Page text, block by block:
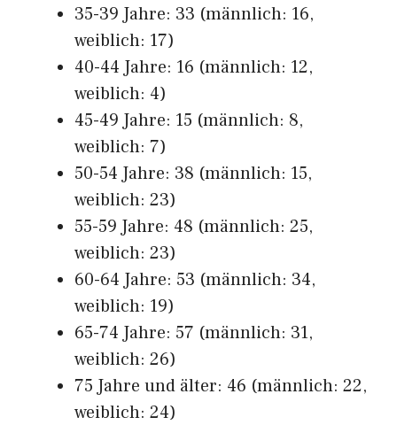
35-39 Jahre: 33 (männlich: 16,
weiblich: 17)
40-44 Jahre: 16 (männlich: 12,
weiblich: 4)
45-49 Jahre: 15 (männlich: 8,
weiblich: 7)
50-54 Jahre: 38 (männlich: 15,
weiblich: 23)
55-59 Jahre: 48 (männlich: 25,
weiblich: 23)
60-64 Jahre: 53 (männlich: 34,
weiblich: 19)
65-74 Jahre: 57 (männlich: 31,
weiblich: 26)
75 Jahre und älter: 46 (männlich: 22,
weiblich: 24)